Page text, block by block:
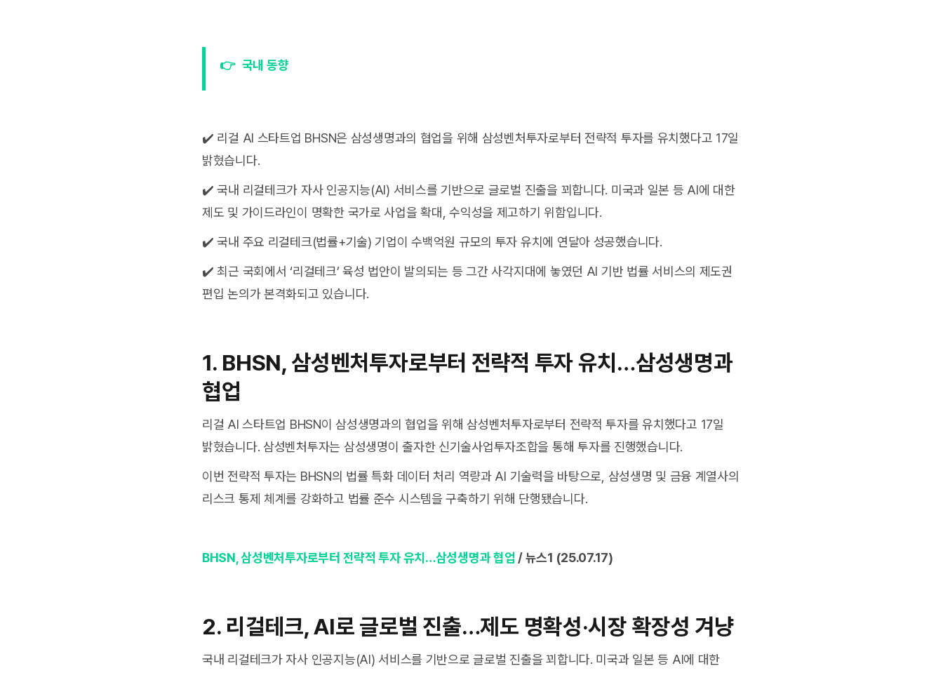
👉 국내 동향
✔️ 리걸 AI 스타트업 BHSN은 삼성생명과의 협업을 위해 삼성벤처투자로부터 전략적 투자를 유치했다고 17일
밝혔습니다.
✔️ 국내 리걸테크가 자사 인공지능(AI) 서비스를 기반으로 글로벌 진출을 꾀합니다. 미국과 일본 등 AI에 대한
제도 및 가이드라인이 명확한 국가로 사업을 확대, 수익성을 제고하기 위함입니다.
✔️ 국내 주요 리걸테크(법률+기술) 기업이 수백억원 규모의 투자 유치에 연달아 성공했습니다.
✔️ 최근 국회에서 ‘리걸테크’ 육성 법안이 발의되는 등 그간 사각지대에 놓였던 AI 기반 법률 서비스의 제도권
편입 논의가 본격화되고 있습니다.
1. BHSN, 삼성벤처투자로부터 전략적 투자 유치…삼성생명과
협업
리걸 AI 스타트업 BHSN이 삼성생명과의 협업을 위해 삼성벤처투자로부터 전략적 투자를 유치했다고 17일
밝혔습니다. 삼성벤처투자는 삼성생명이 출자한 신기술사업투자조합을 통해 투자를 진행했습니다.
이번 전략적 투자는 BHSN의 법률 특화 데이터 처리 역량과 AI 기술력을 바탕으로, 삼성생명 및 금융 계열사의
리스크 통제 체계를 강화하고 법률 준수 시스템을 구축하기 위해 단행됐습니다.
BHSN, 삼성벤처투자로부터 전략적 투자 유치…삼성생명과 협업 / 뉴스1 (25.07.17)
2. 리걸테크, AI로 글로벌 진출…제도 명확성·시장 확장성 겨냥
국내 리걸테크가 자사 인공지능(AI) 서비스를 기반으로 글로벌 진출을 꾀합니다. 미국과 일본 등 AI에 대한